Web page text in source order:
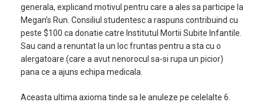
generala, explicand motivul pentru care a ales sa participe la
Megan’s Run. Consiliul studentesc a raspuns contribuind cu
peste $100 ca donatie catre Institutul Mortii Subite Infantile.
Sau cand a renuntat la un loc fruntas pentru a sta cu o
alergatoare (care a avut nenorocul sa-si rupa un picior)
pana ce a ajuns echipa medicala.
Aceasta ultima axioma tinde sa le anuleze pe celelalte 6.